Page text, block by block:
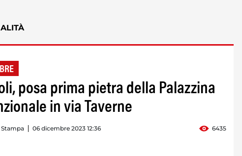
posa prima pietra della Palazzina
in via Taverne
06 dicembre 2023 12:36 6435